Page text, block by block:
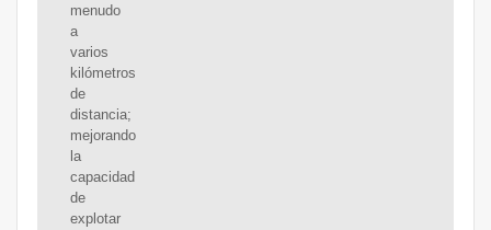
menudo
a
varios
kilómetros
de
distancia;
mejorando
la
capacidad
de
explotar